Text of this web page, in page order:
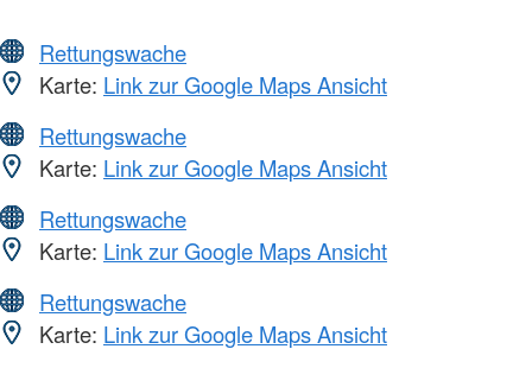
Rettungswache
Karte: Link zur Google Maps Ansicht
Rettungswache
Karte: Link zur Google Maps Ansicht
Rettungswache
Karte: Link zur Google Maps Ansicht
Rettungswache
Karte: Link zur Google Maps Ansicht